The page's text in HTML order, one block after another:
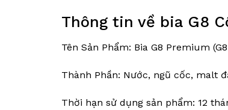
Thông tin về bia G8
Tên Sản Phẩm: Bia G8 Premium
Thành Phần: Nước, ngũ cốc, malt
Thời hạn sử dụng sản phẩm: 12